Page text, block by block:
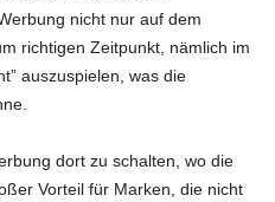
nicht nur auf dem
richtigen Zeitpunkt, nämlich im
auszuspielen, was die
dort zu schalten, wo die
Vorteil für Marken, die nicht